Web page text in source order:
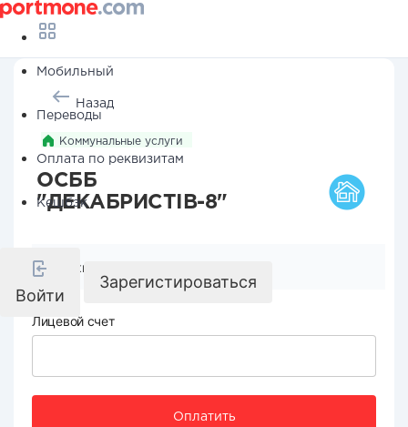
Мобильный
Переводы
Оплата по реквизитам
Кешбэк
Войти
Зарегистироваться
Назад
Коммунальные услуги
ОСББ
"ДЕКАБРИСТІВ-8"
Реквизиты компании
Лицевой счет
Оплатить